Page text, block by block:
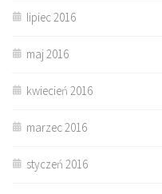
lipiec 2016
maj 2016
kwiecień 2016
marzec 2016
styczeń 2016